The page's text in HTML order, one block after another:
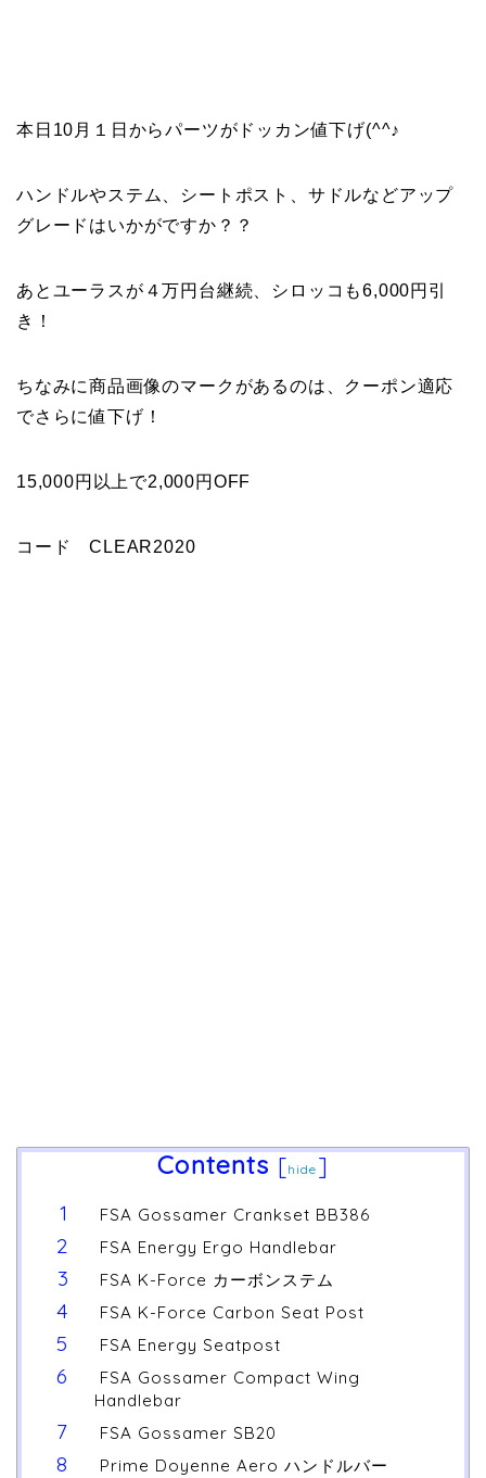
本日10月１日からパーツがドッカン値下げ(^^♪
ハンドルやステム、シートポスト、サドルなどアップ
グレードはいかがですか？？
あとユーラスが４万円台継続、シロッコも6,000円引
き！
ちなみに商品画像のマークがあるのは、クーポン適応
でさらに値下げ！
15,000円以上で2,000円OFF
コード CLEAR2020
Contents [hide ]
FSA Gossamer Crankset BB386
FSA Energy Ergo Handlebar
FSA K-Force カーボンステム
FSA K-Force Carbon Seat Post
FSA Energy Seatpost
FSA Gossamer Compact Wing
Handlebar
FSA Gossamer SB20
Prime Doyenne Aero ハンドルバー